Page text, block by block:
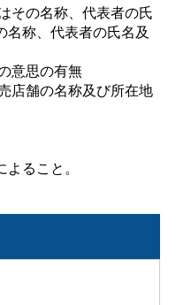
その名称、代表者の氏
称、代表者の氏名及
意思の有無
店舗の名称及び所在地
ること。